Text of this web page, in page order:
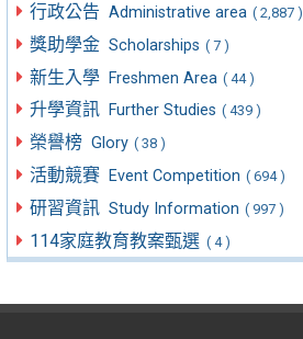
行政公告 Administrative area ( 2,887 )
獎助學金 Scholarships ( 7 )
新生入學 Freshmen Area ( 44 )
升學資訊 Further Studies ( 439 )
榮譽榜 Glory ( 38 )
活動競賽 Event Competition ( 694 )
研習資訊 Study Information ( 997 )
114家庭教育教案甄選 ( 4 )